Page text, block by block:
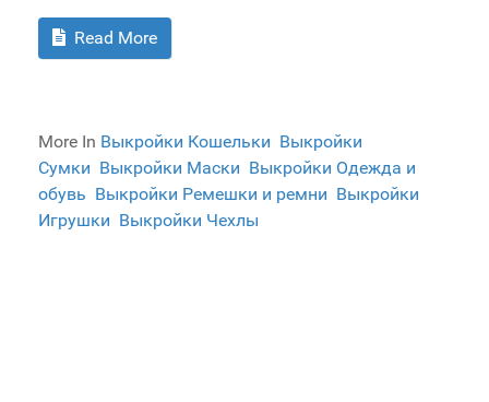
Read More
More In Выкройки Кошельки Выкройки
Сумки Выкройки Маски Выкройки Одежда и
обувь Выкройки Ремешки и ремни Выкройки
Игрушки Выкройки Чехлы